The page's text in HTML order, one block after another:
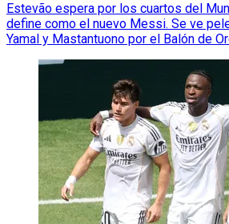
Estevão espera por los cuartos del
define como el nuevo Messi. Se ve
Yamal y Mastantuono por el Balón de